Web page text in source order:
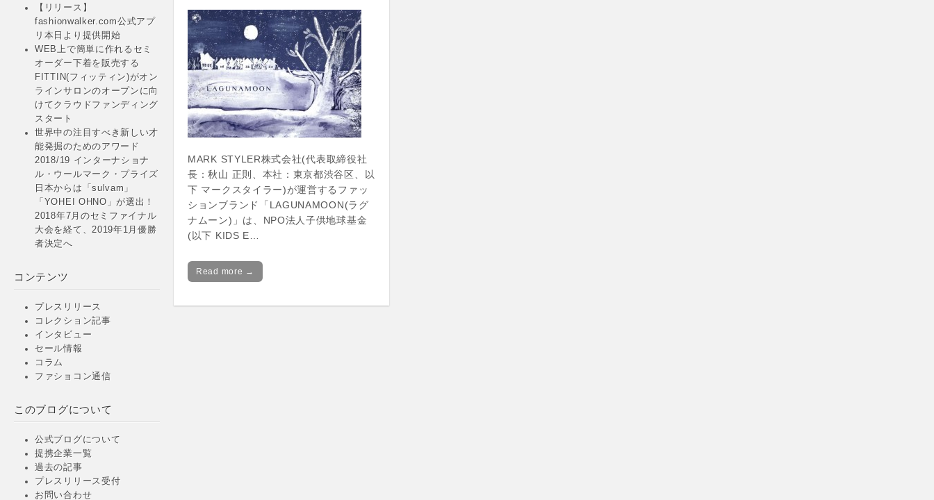
【リリース】
fashionwalker.com公式アプ
リ本日より提供開始
WEB上で簡単に作れるセミ
オーダー下着を販売する
FITTIN(フィッティン)がオン
ラインサロンのオープンに向
けてクラウドファンディング
スタート
世界中の注目すべき新しい才
能発掘のためのアワード
2018/19 インターナショナ
ル・ウールマーク・プライズ
日本からは「sulvam」
「YOHEI OHNO」が選出！
2018年7月のセミファイナル
大会を経て、2019年1月優勝
者決定へ
コンテンツ
プレスリリース
コレクション記事
インタビュー
セール情報
コラム
ファショコン通信
このブログについて
公式ブログについて
提携企業一覧
過去の記事
プレスリリース受付
お問い合わせ
MARK STYLER株式会社(代表取締役社
長：秋山 正則、本社：東京都渋谷区、以
下 マークスタイラー)が運営するファッ
ションブランド「LAGUNAMOON(ラグ
ナムーン)」は、NPO法人子供地球基金
(以下 KIDS E…
Read more →